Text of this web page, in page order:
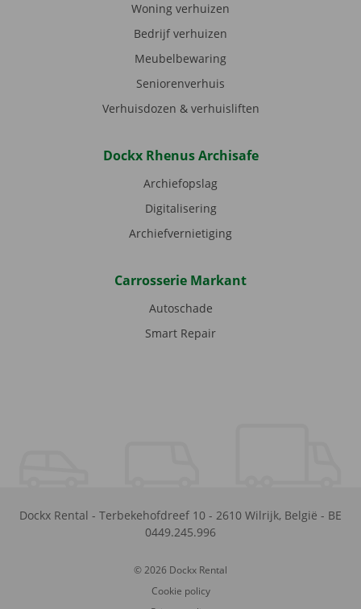
Woning verhuizen
Bedrijf verhuizen
Meubelbewaring
Seniorenverhuis
Verhuisdozen & verhuisliften
Dockx Rhenus Archisafe
Archiefopslag
Digitalisering
Archiefvernietiging
Carrosserie Markant
Autoschade
Smart Repair
Dockx Rental - Terbekehofdreef 10 - 2610 Wilrijk, België - BE
0449.245.996
© 2026 Dockx Rental
Cookie policy